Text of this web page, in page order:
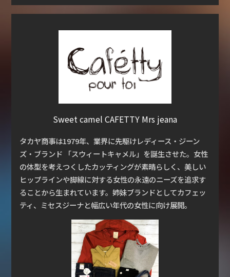
Sweet camel CAFETTY Mrs jeana
タカヤ商事は1979年、業界に先駆けレディース・ジーン
ズ・ブランド 「スウィートキャメル」を誕生させた。女性
の体型を考えつくしたカッティングが素晴らしく、美しい
ヒップラインや脚線に対する女性の永遠のニーズを追求す
ることから生まれています。姉妹ブランドとしてカフェッ
ティ、ミセスジーナと幅広い年代の女性に向け展開。